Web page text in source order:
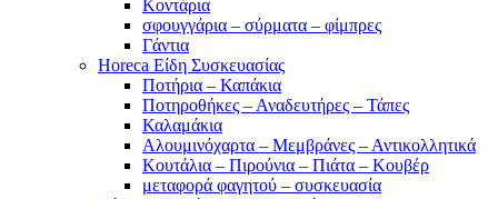
Κοντάρια
σφουγγάρια – σύρματα – φίμπρες
Γάντια
Horeca Είδη Συσκευασίας
Ποτήρια – Καπάκια
Ποτηροθήκες – Αναδευτήρες – Τάπες
Καλαμάκια
Αλουμινόχαρτα – Μεμβράνες – Αντικολλητικά
Κουτάλια – Πιρούνια – Πιάτα – Κουβέρ
μεταφορά φαγητού – συσκευασία